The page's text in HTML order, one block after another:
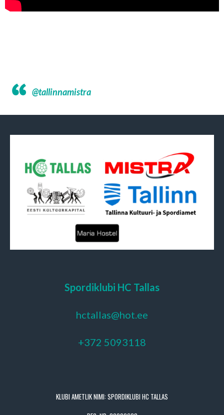
@tallinnamistra
Spordiklubi HC Tallas
hctallas@hot.ee
+372 5093118
KLUBI AMETLIK NIMI: SPORDIKLUBI HC TALLAS